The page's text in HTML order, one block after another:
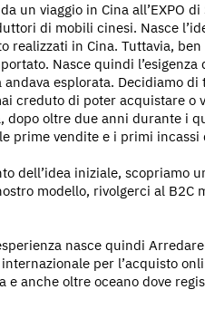
un viaggio in Cina all’EXPO
di mobili cinesi. Nasce
realizzati in Cina. Tuttavia,
Nasce quindi
esplorata. Decidiamo
creduto di poter acquistare o
dopo oltre due anni durante i
prime vendite e i primi incassi
dell’idea iniziale, scopriamo
modello, rivolgerci al
nasce quindi
per l’acquisto
e anche oltre oceano dove